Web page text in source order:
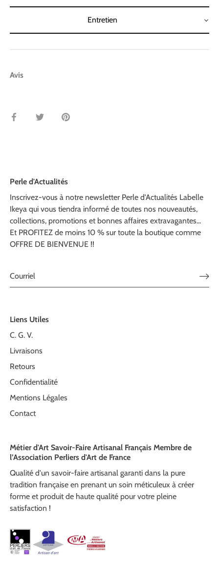
Entretien
Avis
PartagerTweeterÉpingler
Perle d'Actualités
Inscrivez-vous à notre newsletter Perle d'Actualités Labelle
Ikeya qui vous tiendra informé de toutes nos nouveautés,
collections, promotions et bonnes affaires extravagantes...
Et PROFITEZ de moins 10 % sur toute la boutique comme
OFFRE DE BIENVENUE !!
Liens Utiles
C. G. V.
Livraisons
Retours
Confidentialité
Mentions Légales
Contact
Métier d'Art Savoir-Faire Artisanal Français Membre de
l’Association Perliers d'Art de France
Qualité d'un savoir-faire artisanal garanti dans la pure
tradition française en prenant un soin méticuleux à créer
forme et produit de haute qualité pour votre pleine
satisfaction !